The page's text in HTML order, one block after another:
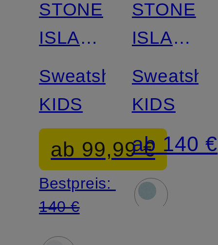
STONE
ISLAND
JUNIOR
Sweatshirt
KIDS
ab 99,99 €
Bestpreis:
140 €
STONE
ISLAND
JUNIOR
KIDS
ab 140 €